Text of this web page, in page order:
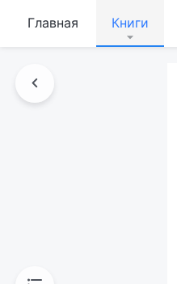
Главная Книги